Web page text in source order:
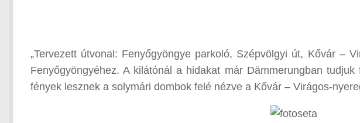
„Tervezett útvonal: Fenyőgyöngye parkoló, Szépvölgyi út, Kővár –
Fenyőgyöngyéhez. A kilátónál a hidakat már Dämmerungban tudjuk
fények lesznek a solymári dombok felé nézve a Kővár – Virágos-